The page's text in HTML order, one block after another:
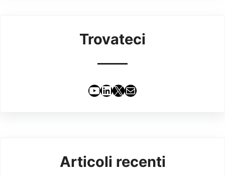
Trovateci
YouTube
LinkedIn
X Email
Articoli recenti